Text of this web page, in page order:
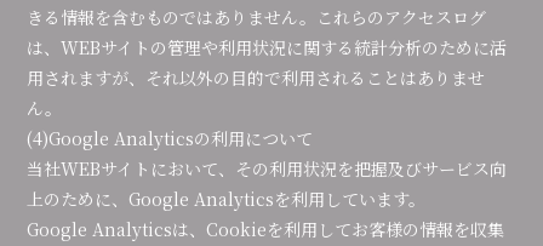
きる情報を含むものではありません。これらのアクセスログ
は、WEBサイトの管理や利用状況に関する統計分析のために活
用されますが、それ以外の目的で利用されることはありませ
ん。
(4)Google Analyticsの利用について
当社WEBサイトにおいて、その利用状況を把握及びサービス向
上のために、Google Analyticsを利用しています。
Google Analyticsは、Cookieを利用してお客様の情報を収集